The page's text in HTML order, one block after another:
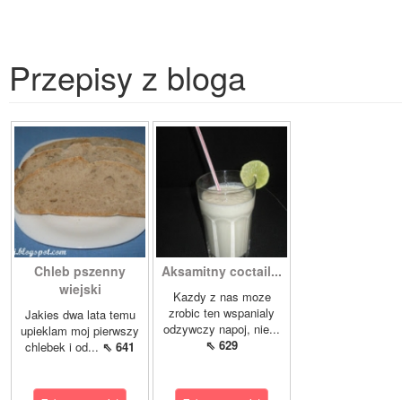
Przepisy z bloga
Chleb pszenny
wiejski
Jakies dwa lata temu
upieklam moj pierwszy
chlebek i od... ⇖ 641
Aksamitny coctail...
Kazdy z nas moze
zrobic ten wspanialy
odzywczy napoj, nie...
⇖ 629